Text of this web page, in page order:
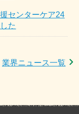
センターケア24
た
業界ニュース一覧